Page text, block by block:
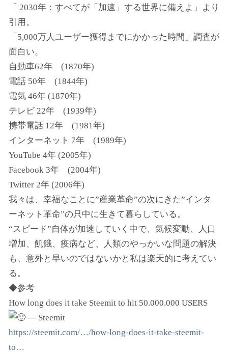
「 2030年：すべてが「加速」する世界に備えよ」より
引用。
「5,000万人ユーザー獲得までにかかった時間」調査が
面白い。
自動車62年 (1870年)
電話 50年 (1844年)
電気 46年 (1870年)
テレビ 22年 (1939年)
携帯電話 12年 (1981年)
インターネット 7年 (1989年)
YouTube 4年 (2005年)
Facebook 3年 (2004年)
Twitter 2年 (2006年)
我々は、幸福なことに”産業革命”の次にきた”インタ
ーネット革命”の只中に生きて暮らしている。
“スピード”自体が加速していく中で、気候変動、人口
増加、飢餓、疫病など、人類のやっかいな問題の解決
も、意外と早いのではないかと私は楽天的に考えてい
る。
◆参考
How long does it take Steemit to hit 50.000.000 USERS
— Steemit
https://steemit.com/…/how-long-does-it-take-steemit-
to…